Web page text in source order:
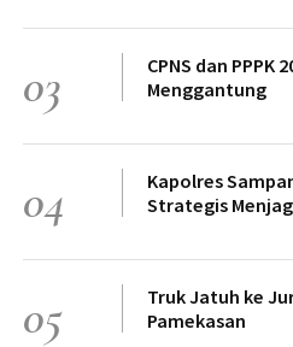
03
CPNS dan PPPK
Menggantung
04
Kapolres
Strategis
05
Truk Jatuh ke
Pamekasan